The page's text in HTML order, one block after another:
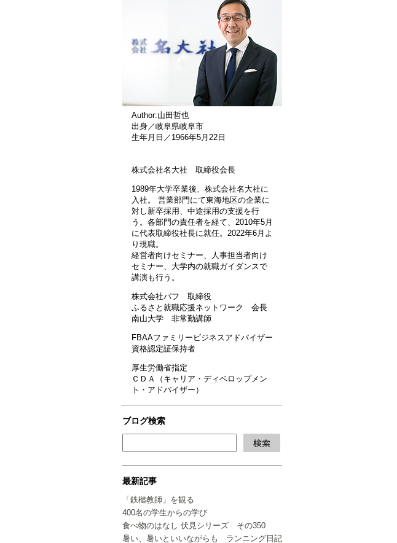
Author:山田哲也
出身／岐阜県岐阜市
生年月日／1966年5月22日
株式会社名大社 取締役会長
1989年大学卒業後、株式会社名大社に
入社。 営業部門にて東海地区の企業に
対し新卒採用、中途採用の支援を行
う。各部門の責任者を経て、2010年5月
に代表取締役社長に就任。2022年6月よ
り現職。
経営者向けセミナー、人事担当者向け
セミナー、大学内の就職ガイダンスで
講演も行う。
株式会社パフ 取締役
ふるさと就職応援ネットワーク 会長
南山大学 非常勤講師
FBAAファミリービジネスアドバイザー
資格認定証保持者
厚生労働省指定
ＣＤＡ（キャリア・ディベロップメン
ト・アドバイザー）
ブログ検索
最新記事
「鉄槌教師」を観る
400名の学生からの学び
食べ物のはなし 伏見シリーズ その350
暑い、暑いといいながらも ランニング日記